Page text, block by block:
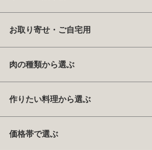
お取り寄せ・ご自宅用
肉の種類から選ぶ
作りたい料理から選ぶ
価格帯で選ぶ